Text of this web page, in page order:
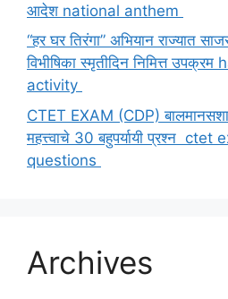
आदेश national anthem
“हर घर तिरंगा” अभियान राज्यात
विभीषिका स्मृतीदिन निमित्त
activity
CTET EXAM (CDP)
महत्त्वाचे 30 बहुपर्यायी प्रश्न
questions
Archives